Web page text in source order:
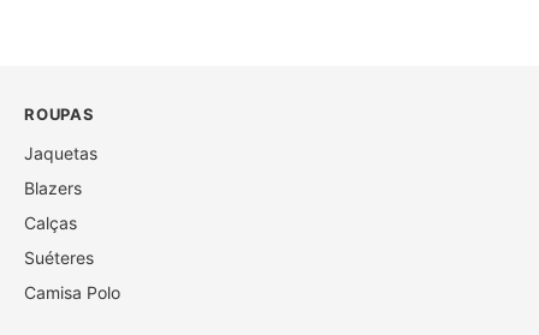
ROUPAS
Jaquetas
Blazers
Calças
Suéteres
Camisa Polo